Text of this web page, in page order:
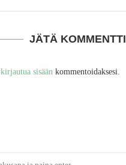
JÄTÄ KOMMENTTI
kirjautua sisään kommentoidaksesi.